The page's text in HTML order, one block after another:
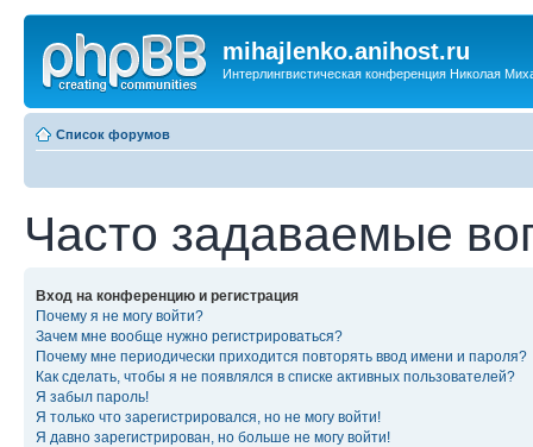
mihajlenko.anihost.ru
Интерлингвистическая конференция Николая
Список форумов
Часто задаваемые
Вход на конференцию и регистрация
Почему я не могу войти?
Зачем мне вообще нужно регистрироваться?
Почему мне периодически приходится повторять ввод имени и пароля?
Как сделать, чтобы я не появлялся в списке активных пользователей?
Я забыл пароль!
Я только что зарегистрировался, но не могу войти!
Я давно зарегистрирован, но больше не могу войти!